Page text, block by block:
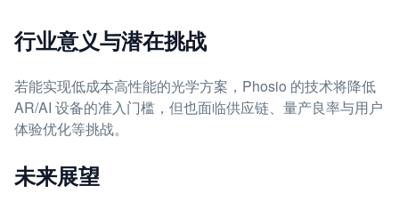
行业意义与潜在挑战
若能实现低成本高性能的光学方案，Phosio 的技术将降低
AR/AI 设备的准入门槛，但也面临供应链、量产良率与用户
体验优化等挑战。
未来展望